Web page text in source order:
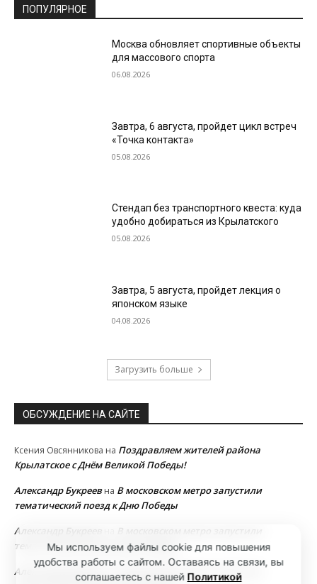
ПОПУЛЯРНОЕ
Москва обновляет спортивные объекты
для массового спорта
06.08.2026
Завтра, 6 августа, пройдет цикл встреч
«Точка контакта»
05.08.2026
Стендап без транспортного квеста: куда
удобно добираться из Крылатского
05.08.2026
Завтра, 5 августа, пройдет лекция о
японском языке
04.08.2026
Загрузить больше
ОБСУЖДЕНИЕ НА САЙТЕ
Ксения Овсянникова на Поздравляем жителей района
Крылатское с Днём Великой Победы!
Александр Букреевна В московском метро запустили
тематический поезд к Дню Победы
Александр Букреев
В московском метро запустили
тематический поезд к Дню Победы
Александр Букреев
В московском метро запустили
Мы используем файлы cookie для повышения
удобства работы с сайтом. Оставаясь на связи, вы
соглашаетесь с нашей Политикой